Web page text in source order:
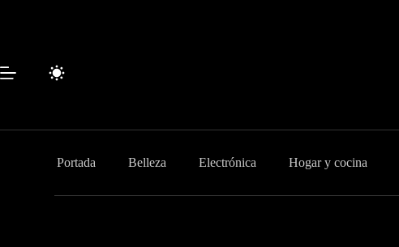
Portada Belleza Electrónica Hogar y cocina